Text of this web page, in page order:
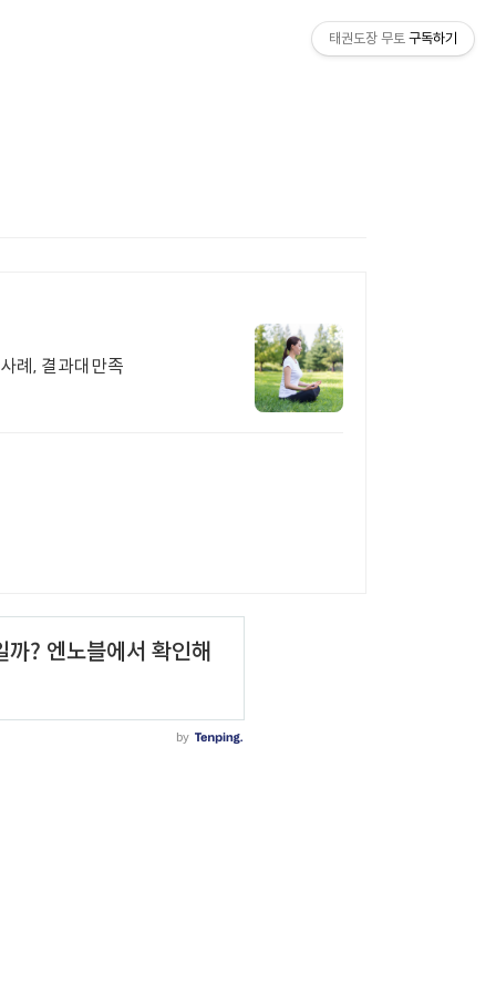
례, 결과대만족
태권도장 무토 구독하기